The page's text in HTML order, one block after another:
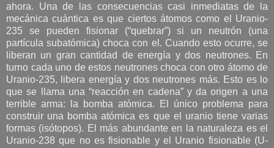
ahora. Una de las consecuencias casi inmediatas de la
mecánica cuántica es que ciertos átomos como el Uranio-
235 se pueden fisionar (“quebrar”) si un neutrón (una
partícula subatómica) choca con el. Cuando esto ocurre, se
liberan un gran cantidad de energía y dos neutrones. En
turno cada uno de estos neutrones choca con otro átomo de
Uranio-235, libera energía y dos neutrones más. Esto es lo
que se llama una “reacción en cadena” y da origen a una
terrible arma: la bomba atómica. El único problema para
construir una bomba atómica es que el uranio tiene varias
formas (isótopos). El más abundante en la naturaleza es el
Uranio-238 que no es fisionable y el Uranio fisionable (U-